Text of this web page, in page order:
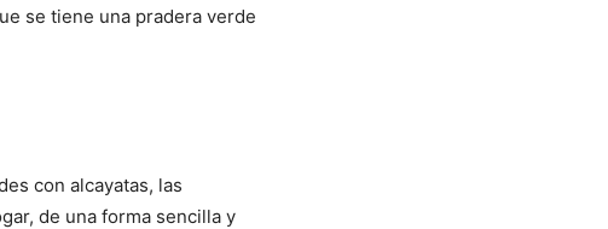
se tiene una pradera verde
con alcayatas, las
de una forma sencilla y